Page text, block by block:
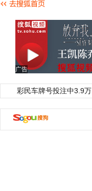
广告
彩民车牌号投注中3.9万